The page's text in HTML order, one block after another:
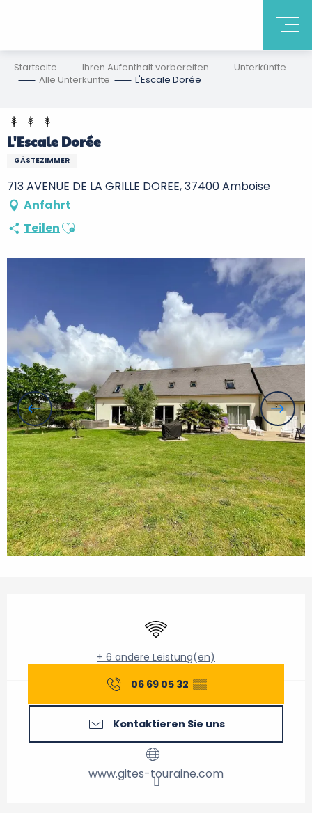
Startseite Ihren Aufenthalt vorbereiten
Unterkünfte
Alle Unterkünfte
L'Escale Dorée
L'Escale Dorée
GÄSTEZIMMER
713 AVENUE DE LA GRILLE DOREE, 37400 Amboise
Anfahrt
TeilenAjouter aux favoris
Wi-Fi
+ 6 andere Leistung(en)
06 69 05 32 ▒▒
Kontaktieren Sie uns
www.gites-touraine.com